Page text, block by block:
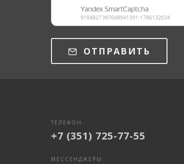
ОТПРАВИТЬ
ТЕЛЕФОН:
+7 (351) 725-77-55
МЕССЕНДЖЕРЫ: